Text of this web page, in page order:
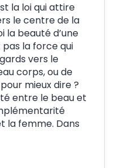
la loi qui attire
le centre de la
la beauté d’une
la force qui
vers le
corps, ou de
mieux dire ?
entre le beau et
la femme. Dans